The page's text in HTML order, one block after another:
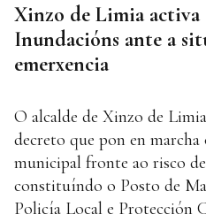
Xinzo de Limia
Inundacións ante a
emerxencia
O alcalde de Xinzo de
decreto que pon en
municipal fronte ao risco
constituíndo o Posto de
Policía Local e Protección